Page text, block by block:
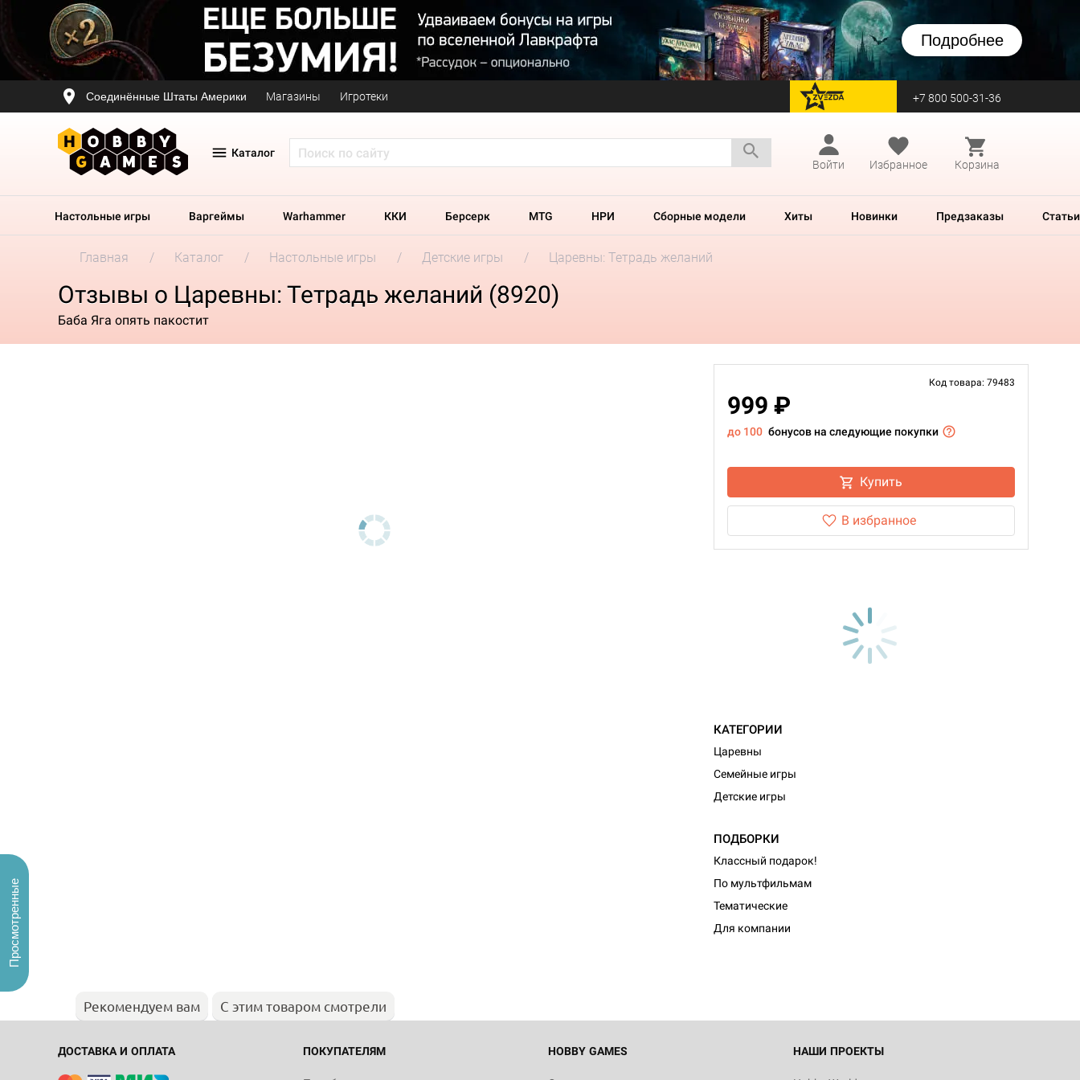
Подробнее
Соединённые Штаты Америки Магазины Игротеки перейти на Zvezda +7 800 500-31-36
Каталог
Войти
Избранное Корзина
Настольные игры Варгеймы Warhammer ККИ Берсерк MTG НРИ Сборные модели Хиты Новинки Предзаказы Статьи
Главная Каталог Настольные игры Детские игры Царевны: Тетрадь желаний
Отзывы о Царевны: Тетрадь желаний (8920)
Баба Яга опять пакостит
Код товара: 79483
999 ₽
до 100 бонусов на следующие покупки
Купить
В избранное
КАТЕГОРИИ
Царевны
Семейные игры
Детские игры
ПОДБОРКИ
Классный подарок!
По мультфильмам
Тематические
Для компании
Рекомендуем вам С этим товаром смотрели
ДОСТАВКА И ОПЛАТА ПОКУПАТЕЛЯМ HOBBY GAMES НАШИ ПРОЕКТЫ
Просмотренные
Настольная игра Hobby World Монстры
Белая смерть
12 990